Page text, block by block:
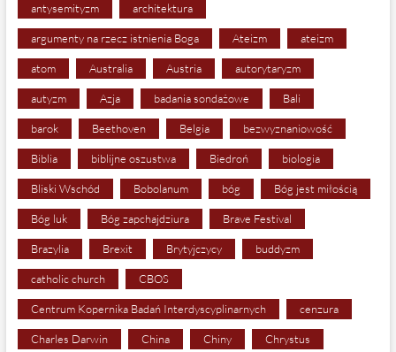
antysemityzm architektura
argumenty na rzecz istnienia Boga Ateizm ateizm
atom Australia Austria autorytaryzm
autyzm Azja badania sondażowe Bali
barok Beethoven Belgia bezwyznaniowość
Biblia biblijne oszustwa Biedroń biologia
Bliski Wschód Bobolanum bóg Bóg jest miłością
Bóg luk Bóg zapchajdziura Brave Festival
Brazylia Brexit Brytyjczycy buddyzm
catholic church CBOS
Centrum Kopernika Badań Interdyscyplinarnych cenzura
Charles Darwin China Chiny Chrystus